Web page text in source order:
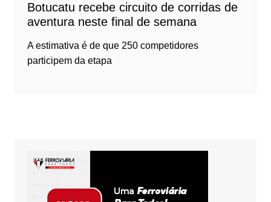
Botucatu recebe circuito de corridas de
aventura neste final de semana
A estimativa é de que 250 competidores
participem da etapa